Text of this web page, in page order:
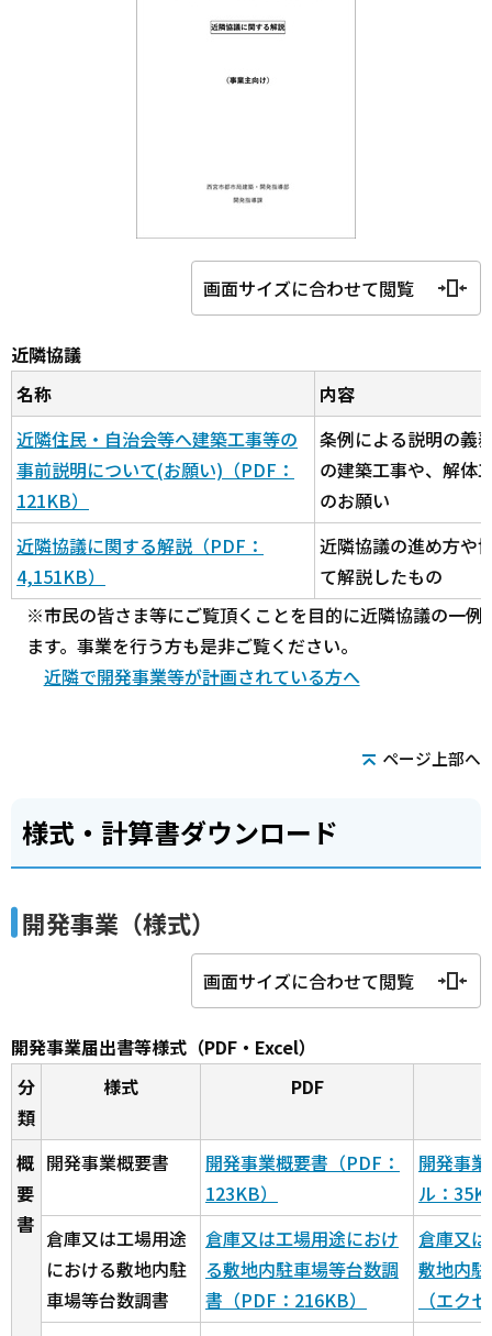
画面サイズに合わせて閲覧
近隣協議
名称
内容
近隣住民・自治会等へ建築工事等の
事前説明について(お願い)（PDF：
121KB）
条例による説明の義
の建築工事や、解体
のお願い
近隣協議に関する解説（PDF：
4,151KB）
近隣協議の進め方や
て解説したもの
※市民の皆さま等にご覧頂くことを目的に近隣協議の一例
ます。事業を行う方も是非ご覧ください。
近隣で開発事業等が計画されている方へ
ページ上部へ
様式・計算書ダウンロード
開発事業（様式）
画面サイズに合わせて閲覧
開発事業届出書等様式（PDF・Excel）
分
類
様式 PDF
概
要
書
開発事業概要書
開発事業概要書（PDF：
123KB）
開発事
ル：
倉庫又は工場用途
における敷地内駐
車場等台数調書
倉庫又は工場用途におけ
る敷地内駐車場等台数調
書（PDF：216KB）
倉庫又
敷地内
（エク